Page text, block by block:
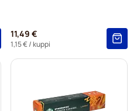
11,49 €
1,15 €/ kuppi